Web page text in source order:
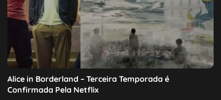
Alice in Borderland – Terceira Temporada é
Confirmada Pela Netflix